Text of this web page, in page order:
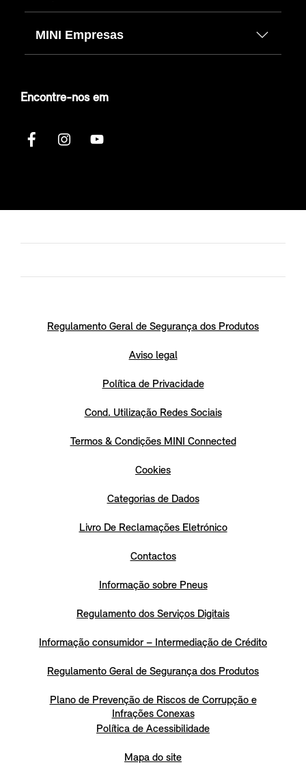
MINI Empresas
Encontre-nos em
Regulamento Geral de Segurança dos Produtos
Aviso legal
Política de Privacidade
Cond. Utilização Redes Sociais
Termos & Condições MINI Connected
Cookies
Categorias de Dados
Livro De Reclamações Eletrónico
Contactos
Informação sobre Pneus
Regulamento dos Serviços Digitais
Informação consumidor – Intermediação de Crédito
Regulamento Geral de Segurança dos Produtos
Plano de Prevenção de Riscos de Corrupção e
Infrações Conexas
Política de Acessibilidade
Mapa do site